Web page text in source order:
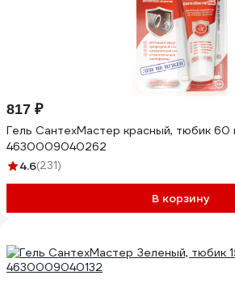
817 ₽
Гель СантехМастер красный, тюбик 60
4630009040262
4.6(231)
В корзину